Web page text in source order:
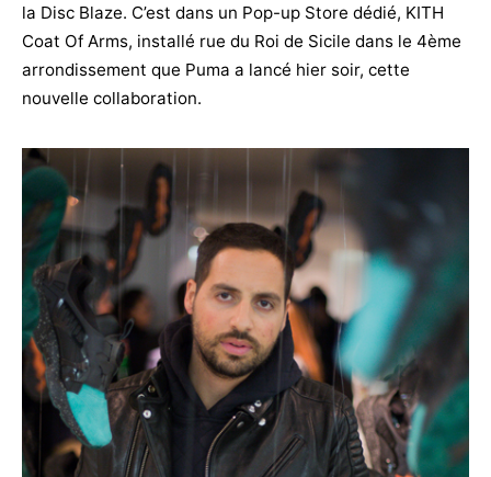
la Disc Blaze. C’est dans un Pop-up Store dédié, KITH
Coat Of Arms, installé rue du Roi de Sicile dans le 4ème
arrondissement que Puma a lancé hier soir, cette
nouvelle collaboration.